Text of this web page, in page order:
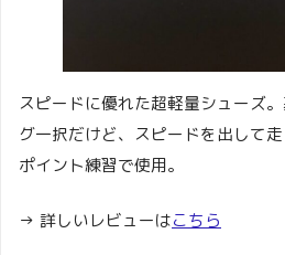
スピードに優れた超軽量シューズ
グ一択だけど、スピードを出して
ポイント練習で使用。
→ 詳しいレビューはこちら